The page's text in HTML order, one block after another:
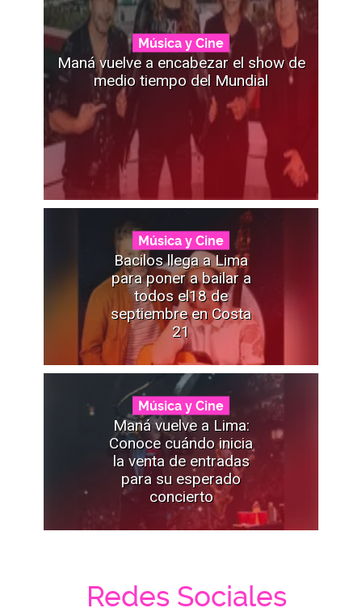
Música y Cine
Maná vuelve a encabezar el show de
medio tiempo del Mundial
Música y Cine
Bacilos llega a Lima
para poner a bailar a
todos el18 de
septiembre en Costa
21
Música y Cine
Maná vuelve a Lima:
Conoce cuándo inicia
la venta de entradas
para su esperado
concierto
Redes Sociales